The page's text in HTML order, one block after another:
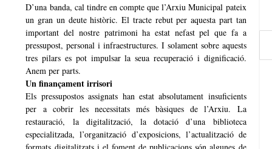
D’una banda, cal tindre en compte que l’Arxiu Municipal pateix
un gran un deute històric. El tracte rebut per aquesta part tan
important del nostre patrimoni ha estat nefast pel que fa a
pressupost, personal i infraestructures. I solament sobre aquests
tres pilars es pot impulsar la seua recuperació i dignificació.
Anem per parts.
Un finançament irrisori
Els pressupostos assignats han estat absolutament insuficients
per a cobrir les necessitats més bàsiques de l’Arxiu. La
restauració, la digitalització, la dotació d’una biblioteca
especialitzada, l’organització d’exposicions, l’actualització de